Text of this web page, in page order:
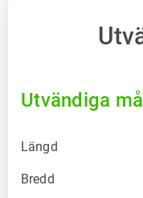
Utvändiga
Längd
Bredd